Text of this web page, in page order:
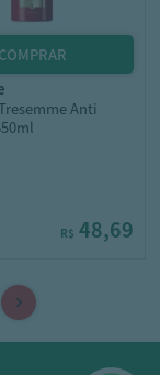
Anti
R$ 48,69